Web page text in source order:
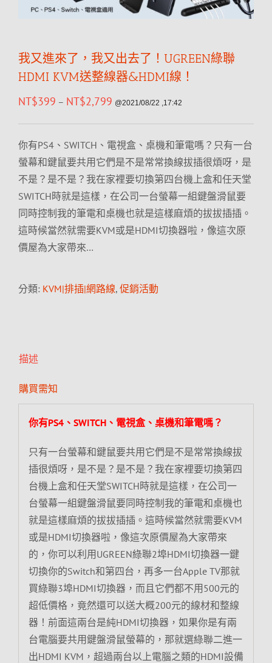
我又進來了，我又出去了！UGREEN綠聯
HDMI KVM送整線器&HDMI線！
NT$399 – NT$2,799 @2021/08/22 ,17:42
你有PS4、SWITCH、電視盒、桌機和筆電嗎？只有一台
螢幕和鍵鼠要共用它們是不是常常換線拔插很煩呀，是
不是？是不是？我在家裡要切換第四台機上盒和任天堂
SWITCH時就是這樣，在公司一台螢幕一組鍵盤滑鼠要
同時控制我的筆電和桌機也就是這樣麻煩的拔拔插插。
這時候當然就需要KVM或是HDMI切換器啦，像這次原
價屋為大家帶來…
分類: KVM|排插|網路線, 促銷活動
描述
購買需知
你有PS4、SWITCH、電視盒、桌機和筆電嗎？
只有一台螢幕和鍵鼠要共用它們是不是常常換線拔
插很煩呀，是不是？是不是？我在家裡要切換第四
台機上盒和任天堂SWITCH時就是這樣，在公司一
台螢幕一組鍵盤滑鼠要同時控制我的筆電和桌機也
就是這樣麻煩的拔拔插插。這時候當然就需要KVM
或是HDMI切換器啦，像這次原價屋為大家帶來
的，你可以利用UGREEN綠聯2埠HDMI切換器一鍵
切換你的Switch和第四台，再多一台Apple TV那就
買綠聯3埠HDMI切換器，而且它們都不用500元的
超低價格，竟然還可以送大概200元的線材和整線
器！前面這兩台是純HDMI切換器，如果你是有兩
台電腦要共用鍵盤滑鼠螢幕的，那就選綠聯二進一
出HDMI KVM，超過兩台以上電腦之類的HDMI設備